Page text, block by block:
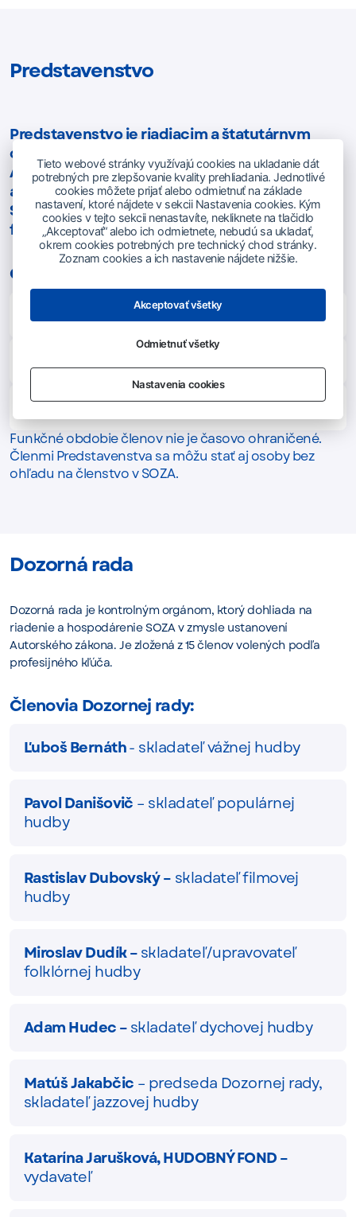
Predstavenstvo
Predstavenstvo je riadiacim a štatutárnym
orgánom SOZA v zmysle ustanovení
Autorského zákona. Zodpovedá za strategické
a operatívne vedenie organizácie, reprezentuje
SOZA navonok a dohliada na jej každodenné
fungovanie.
Členovia Predstavenstva SOZA:
Mgr. art. Ľubomír Burgr– predseda
Mgr. Tomáš Mikš– člen predstavenstva
Funkčné obdobie členov nie je časovo ohraničené.
Členmi Predstavenstva sa môžu stať aj osoby bez
ohľadu na členstvo v SOZA.
Dozorná rada
Dozorná rada je kontrolným orgánom, ktorý dohliada na
riadenie a hospodárenie SOZA v zmysle ustanovení
Autorského zákona. Je zložená z 15 členov volených podľa
profesijného kľúča.
Členovia Dozornej rady:
Ľuboš Bernáth- skladateľvážnej hudby
Pavol Danišovič – skladateľ populárnej
hudby
Rastislav Dubovský – skladateľ filmovej
hudby
Miroslav Dudík –skladateľ/upravovateľ
folklórnej hudby
Adam Hudec –skladateľ dychovej hudby
Matúš Jakabčic – predseda Dozornej rady,
skladateľ jazzovej hudby
Katarína Jarušková, HUDOBNÝ FOND –
vydavateľ
Tieto webové stránky využívajú cookies na ukladanie dát
potrebných pre zlepšovanie kvality prehliadania. Jednotlivé
cookies môžete prijať alebo odmietnuť na základe
nastavení, ktoré nájdete v sekcii Nastavenia cookies. Kým
cookies v tejto sekcii nenastavíte, nekliknete na tlačidlo
„Akceptovať“ alebo ich odmietnete, nebudú sa ukladať,
okrem cookies potrebných pre technický chod stránky.
Zoznam cookies a ich nastavenie nájdete nižšie.
Akceptovať všetky
Odmietnuť všetky
Nastavenia cookies